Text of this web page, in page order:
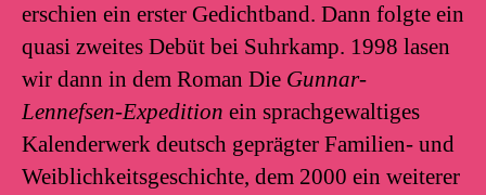
erschien ein erster Gedichtband. Dann folgte ein
quasi zweites Debüt bei Suhrkamp. 1998 lasen
wir dann in dem Roman Die Gunnar-
Lennefsen-Expedition ein sprachgewaltiges
Kalenderwerk deutsch geprägter Familien- und
Weiblichkeitsgeschichte, dem 2000 ein weiterer